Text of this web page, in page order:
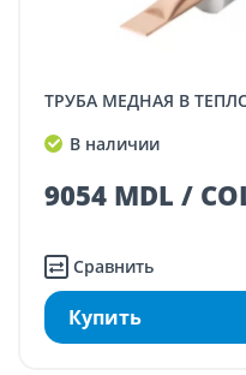
ТРУБА МЕДНАЯ В
В наличии
9054 MDL /
Сравнить
Купить